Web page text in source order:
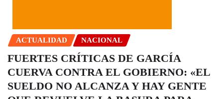
ACTUALIDAD NACIONAL
FUERTES CRÍTICAS DE GARCÍA
CUERVA CONTRA EL GOBIERNO: «EL
SUELDO NO ALCANZA Y HAY GENTE